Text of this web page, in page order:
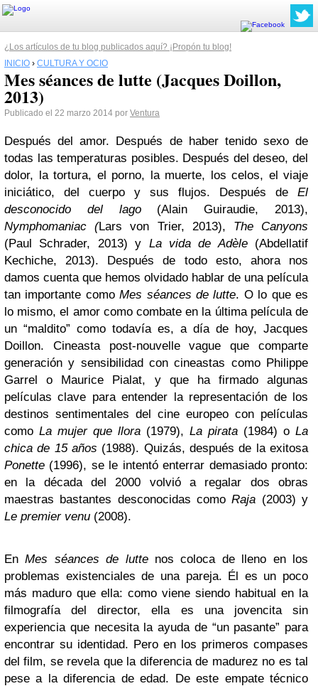
¿Los artículos de tu blog publicados aquí? ¡Propón tu blog!
INICIO › CULTURA Y OCIO
Mes séances de lutte (Jacques Doillon,
2013)
Publicado el 22 marzo 2014 por Ventura
Después del amor. Después de haber tenido sexo de
todas las temperaturas posibles. Después del deseo, del
dolor, la tortura, el porno, la muerte, los celos, el viaje
iniciático, del cuerpo y sus flujos. Después de El
desconocido del lago(Alain Guiraudie, 2013),
Nymphomaniac (Lars von Trier, 2013), The Canyons
(Paul Schrader, 2013) y La vida de Adèle(Abdellatif
Kechiche, 2013). Después de todo esto, ahora nos
damos cuenta que hemos olvidado hablar de una película
tan importante comoMes séances de lutte. O lo que es
lo mismo, el amor como combate en la última película de
un “maldito” como todavía es, a día de hoy, Jacques
Doillon. Cineasta post-nouvelle vague que comparte
generación y sensibilidad con cineastas como Philippe
Garrel o Maurice Pialat, y que ha firmado algunas
películas clave para entender la representación de los
destinos sentimentales del cine europeo con películas
como La mujer que llora (1979), La pirata (1984) o La
chica de 15 años (1988). Quizás, después de la exitosa
Ponette (1996), se le intentó enterrar demasiado pronto:
en la década del 2000 volvió a regalar dos obras
maestras bastantes desconocidas comoRaja (2003) y
Le premier venu (2008).
EnMes séances de luttenos coloca de lleno en los
problemas existenciales de una pareja. Él es un poco
más maduro que ella: como viene siendo habitual en la
filmografía del director, ella es una jovencita sin
experiencia que necesita la ayuda de “un pasante” para
encontrar su identidad. Pero en los primeros compases
del film, se revela que la diferencia de madurez no es tal
pese a la diferencia de edad. De este empate técnico